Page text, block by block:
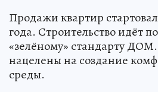
Продажи квартир
года. Строительство идёт
«зелёному» стандарту
нацелены на создание
среды.